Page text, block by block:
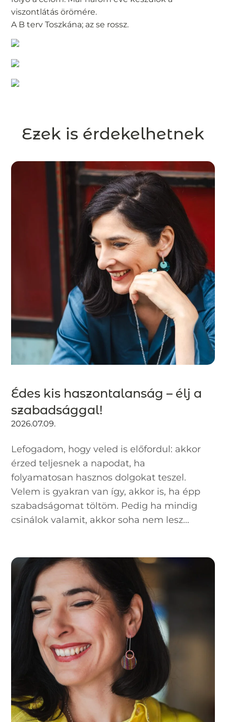
viszontlátás örömére.
A B terv Toszkána; az se rossz.
Ezek is érdekelhetnek
Édes kis haszontalanság – élj a
szabadsággal!
2026.07.09.
Lefogadom, hogy veled is előfordul: akkor
érzed teljesnek a napodat, ha
folyamatosan hasznos dolgokat teszel.
Velem is gyakran van így, akkor is, ha épp
szabadságomat töltöm. Pedig ha mindig
csinálok valamit, akkor soha nem lesz...